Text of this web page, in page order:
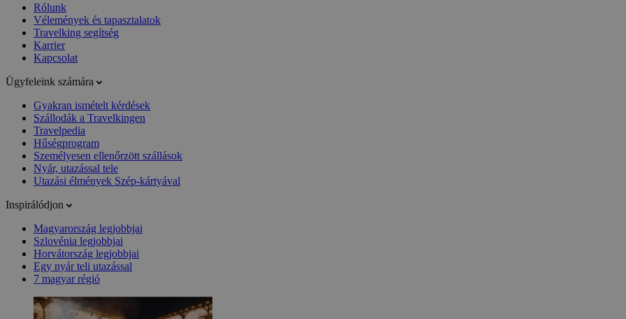
Rólunk
Vélemények és tapasztalatok
Travelking segítség
Karrier
Kapcsolat
Ügyfeleink számára
Gyakran ismételt kérdések
Szállodák a Travelkingen
Travelpedia
Hűségprogram
Személyesen ellenőrzött szállások
Nyár, utazással tele
Utazási élmények Szép-kártyával
Inspirálódjon
Magyarország legjobbjai
Szlovénia legjobbjai
Horvátország legjobbjai
Egy nyár teli utazással
7 magyar régió